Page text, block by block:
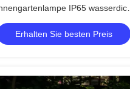
IP65 wasserdicht
monokristallinem Solarpanel
Erhalten Sie besten Preis